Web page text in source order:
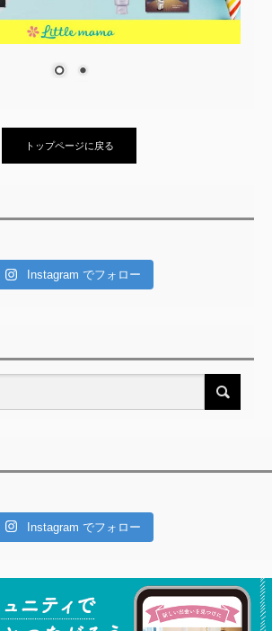
トップページに戻る
Instagram でフォロー
Instagram でフォロー